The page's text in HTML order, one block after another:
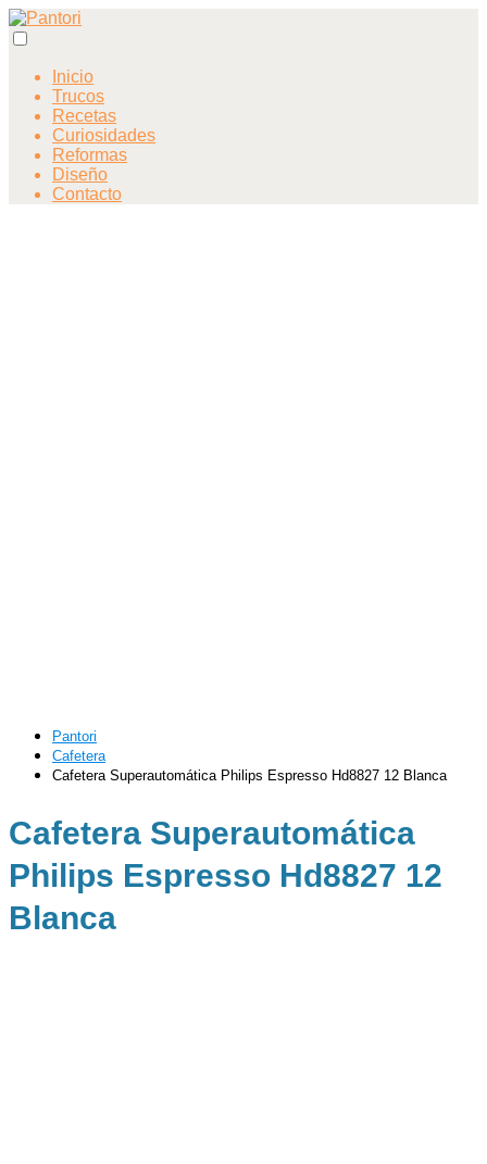
Inicio
Trucos
Recetas
Curiosidades
Reformas
Diseño
Contacto
Pantori
Cafetera
Cafetera Superautomática Philips Espresso Hd8827 12 Blanca
Cafetera Superautomática
Philips Espresso Hd8827 12
Blanca